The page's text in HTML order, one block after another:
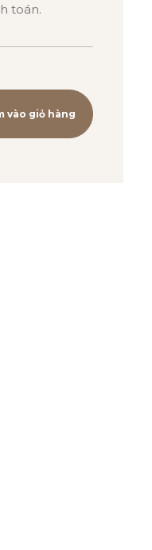
toán.
vào giỏ hàng